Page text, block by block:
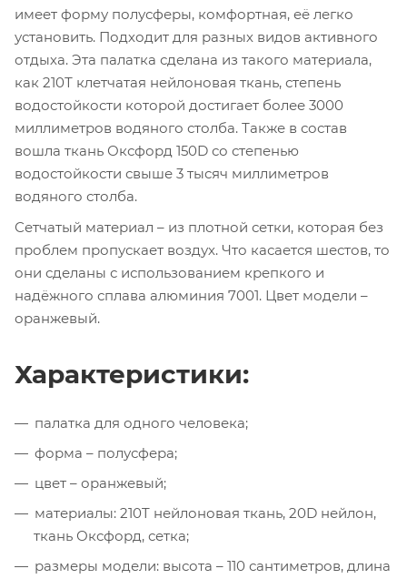
имеет форму полусферы, комфортная, её легко
установить. Подходит для разных видов активного
отдыха. Эта палатка сделана из такого материала,
как 210Т клетчатая нейлоновая ткань, степень
водостойкости которой достигает более 3000
миллиметров водяного столба. Также в состав
вошла ткань Оксфорд 150D со степенью
водостойкости свыше 3 тысяч миллиметров
водяного столба.
Сетчатый материал – из плотной сетки, которая без
проблем пропускает воздух. Что касается шестов, то
они сделаны с использованием крепкого и
надёжного сплава алюминия 7001. Цвет модели –
оранжевый.
Характеристики:
палатка для одного человека;
форма – полусфера;
цвет – оранжевый;
материалы: 210T нейлоновая ткань, 20D нейлон,
ткань Оксфорд, сетка;
размеры модели: высота – 110 сантиметров, длина